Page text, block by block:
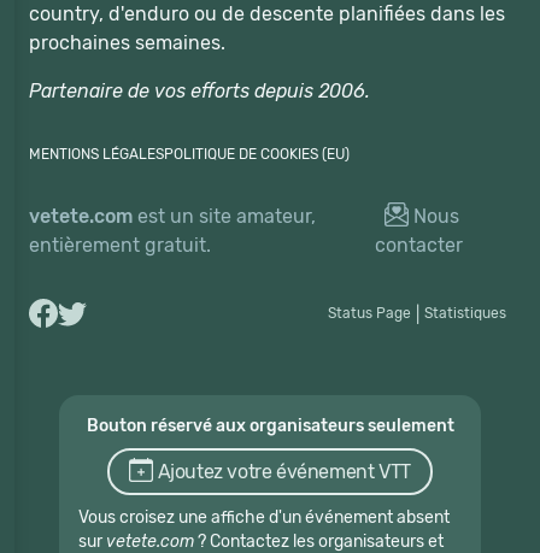
country, d'enduro ou de descente planifiées dans les
prochaines semaines.
Partenaire de vos efforts depuis 2006.
MENTIONS LÉGALESPOLITIQUE DE COOKIES (EU)
vetete.com est un site amateur,
entièrement gratuit.
Nous
contacter
Status Page Statistiques
Bouton réservé aux organisateurs seulement
Ajoutez votre événement VTT
Vous croisez une affiche d'un événement absent
sur vetete.com? Contactez les organisateurs et